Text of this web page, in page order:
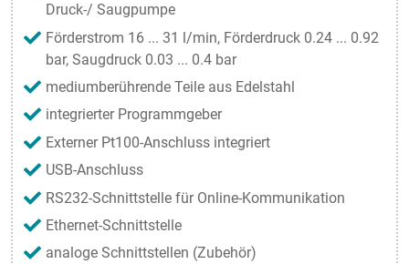
Druck-/ Saugpumpe
Förderstrom 16 ... 31 l/min, Förderdruck 0.24 ... 0.92
bar, Saugdruck 0.03 ... 0.4 bar
mediumberührende Teile aus Edelstahl
integrierter Programmgeber
Externer Pt100-Anschluss integriert
USB-Anschluss
RS232-Schnittstelle für Online-Kommunikation
Ethernet-Schnittstelle
analoge Schnittstellen (Zubehör)